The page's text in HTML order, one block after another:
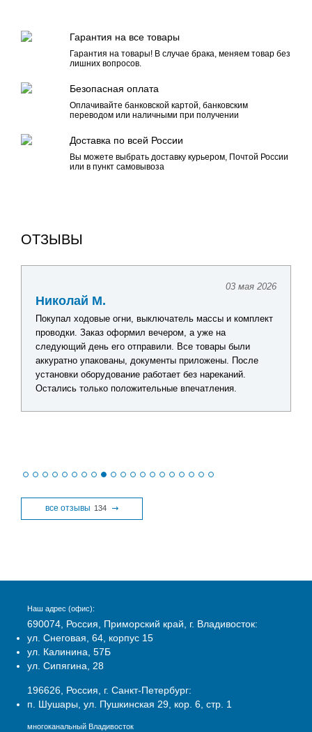
Гарантия на все товары
Гарантия на товары! В случае брака, меняем товар без
лишних вопросов.
Безопасная оплата
Оплачивайте банковской картой, банковским
переводом или наличными при получении
Доставка по всей России
Вы можете выбрать доставку курьером, Почтой России
или в пункт самовывоза
ОТЗЫВЫ
03 мая 2026
Николай М.
Покупал ходовые огни, выключатель массы и комплект
проводки. Заказ оформил вечером, а уже на
следующий день его отправили. Все товары были
аккуратно упакованы, документы приложены. После
установки оборудование работает без нареканий.
Остались только положительные впечатления.
все отзывы 134
Наш адрес (офис):
690074, Россия, Приморский край, г. Владивосток:
ул. Снеговая, 64, корпус 15
ул. Калинина, 57Б
ул. Сипягина, 28
196626, Россия, г. Санкт-Петербург:
п. Шушары, ул. Пушкинская 29, кор. 6, стр. 1
многоканальный Владивосток